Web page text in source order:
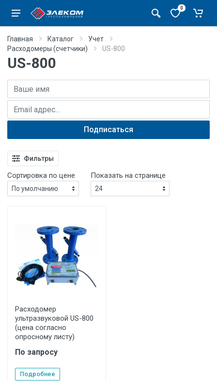
0
Главная Каталог
Учет
Расходомеры (счетчики)
US-800
US-800
Имя
E-mail адрес
Подписаться
Фильтры
Сортировка по цене Показать на странице
Расходомер
ультразвуковой US-800
(цена согласно
опросному листу)
По запросу
Подробнее